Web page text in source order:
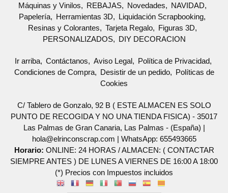
Máquinas y Vinilos
REBAJAS Novedades
NAVIDAD
Papelería
Herramientas 3D
Liquidación Scrapbooking
Resinas y Colorantes
Tarjeta Regalo
Figuras 3D
PERSONALIZADOS
DIY DECORACION
Ir arriba Contáctanos Aviso Legal
Política de Privacidad
Condiciones de Compra
Desistir de un pedido
Políticas de
Cookies
C/ Tablero de Gonzalo, 92 B ( ESTE ALMACEN ES SOLO
PUNTO DE RECOGIDA Y NO UNA TIENDA FISICA) - 35017
Las Palmas de Gran Canaria, Las Palmas - (España) |
hola@elrinconscrap.com | WhatsApp: 655493665
Horario: ONLINE: 24 HORAS / ALMACEN: ( CONTACTAR
SIEMPRE ANTES ) DE LUNES A VIERNES DE 16:00 A 18:00
(*) Precios con Impuestos incluidos